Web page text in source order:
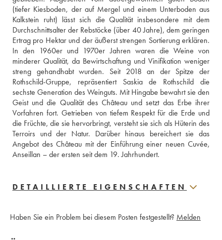
(tiefer Kiesboden, der auf Mergel und einem Unterboden aus
Kalkstein ruht) lässt sich die Qualität insbesondere mit dem
Durchschnittsalter der Rebstöcke (über 40 Jahre), dem geringen
Ertrag pro Hektar und der äußerst strengen Sortierung erklären.
In den 1960er und 1970er Jahren waren die Weine von
minderer Qualität, da Bewirtschaftung und Vinifikation weniger
streng gehandhabt wurden. Seit 2018 an der Spitze der
Rothschild-Gruppe, repräsentiert Saskia de Rothschild die
sechste Generation des Weinguts. Mit Hingabe bewahrt sie den
Geist und die Qualität des Château und setzt das Erbe ihrer
Vorfahren fort. Getrieben von tiefem Respekt für die Erde und
die Früchte, die sie hervorbringt, versteht sie sich als Hüterin des
Terroirs und der Natur. Darüber hinaus bereichert sie das
Angebot des Château mit der Einführung einer neuen Cuvée,
Anseillan – der ersten seit dem 19. Jahrhundert.
DETAILLIERTE EIGENSCHAFTEN
Haben Sie ein Problem bei diesem Posten festgestellt? Melden